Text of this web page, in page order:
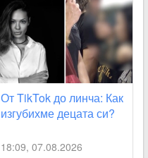
От TikTok до линча: Как
изгубихме децата си?
18:09, 07.08.2026